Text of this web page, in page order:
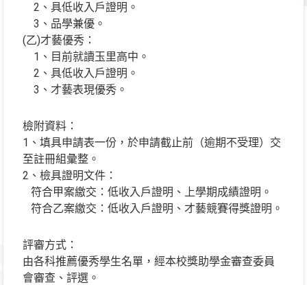
2、具低收入戶證明。
3、品學兼優。
(乙)才藝優秀：
1、目前就讀玉里高中。
2、具低收入戶證明。
3、才藝表現優秀。
檢附資料：
1、填具申請表一份，於申請截止前（逾期不受理）交
至註冊組彙整。
2、檢具證明文件：
符合甲案繳交：低收入戶證明、上學期成績證明。
符合乙案繳交：低收入戶證明、才藝競賽得獎證明。
評審方式：
由各科推薦優秀學生名單，經本校獎助學金審查委員
會審查、評選。